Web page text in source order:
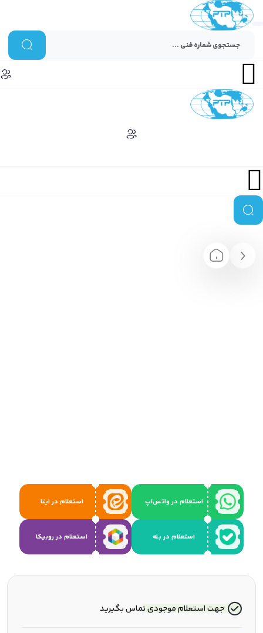
استعلام در واتس‌اپ استعلام در ایتا
استعلام در بله استعلام در روبیکا
جهت استعلام موجودی تماس بگیرید